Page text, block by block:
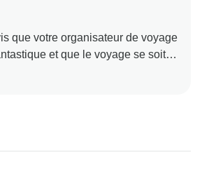
que votre organisateur de voyage
et que le voyage se soit
Nous espérons que vous